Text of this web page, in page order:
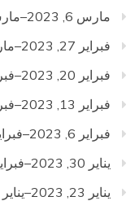
مارس 6, 2023–مارس 12, 2023
فبراير 27, 2023–مارس 5, 2023
فبراير 20, 2023–فبراير 26, 2023
فبراير 13, 2023–فبراير 19, 2023
فبراير 6, 2023–فبراير 12, 2023
يناير 30, 2023–فبراير 5, 2023
يناير 23, 2023–يناير 29, 2023